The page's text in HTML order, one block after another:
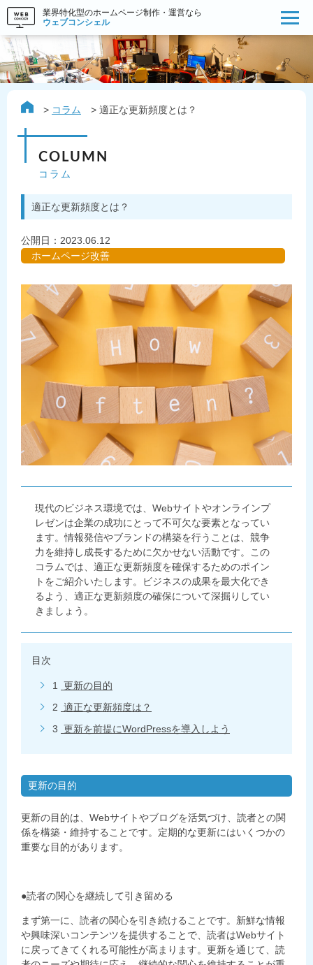
業界特化型のホームページ制作・運営なら
ウェブコンシェル
コラム 適正な更新頻度とは？
COLUMN
コラム
適正な更新頻度とは？
公開日： 2023.06.12
ホームページ改善
現代のビジネス環境では、Webサイトやオンラインプ
レゼンは企業の成功にとって不可欠な要素となってい
ます。情報発信やブランドの構築を行うことは、競争
力を維持し成長するために欠かせない活動です。この
コラムでは、適正な更新頻度を確保するためのポイン
トをご紹介いたします。ビジネスの成果を最大化でき
るよう、適正な更新頻度の確保について深掘りしてい
きましょう。
目次
1
更新の目的
2 適正な更新頻度は？
3 更新を前提にWordPressを導入しよう
更新の目的
更新の目的は、Webサイトやブログを活気づけ、読者との関
係を構築・維持することです。定期的な更新にはいくつかの
重要な目的があります。
●読者の関心を継続して引き留める
まず第一に、読者の関心を引き続けることです。新鮮な情報
や興味深いコンテンツを提供することで、読者はWebサイト
に戻ってきてくれる可能性が高まります。更新を通じて、読